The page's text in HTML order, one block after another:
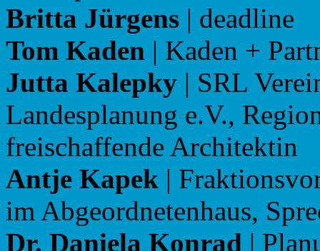
Britta Jürgens | deadline
Tom Kaden | Kaden +
Jutta Kalepky | SRL
Landesplanung e.V.,
freischaffende Architektin
Antje Kapek |
im Abgeordnetenhaus,
Dr. Daniela Konrad |